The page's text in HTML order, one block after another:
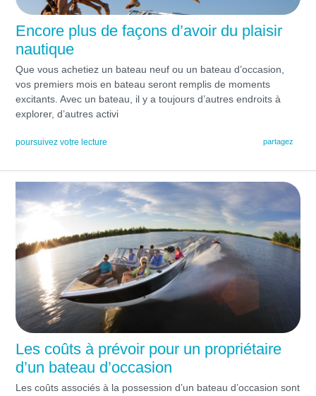
Encore plus de façons d’avoir du plaisir
nautique
Que vous achetiez un bateau neuf ou un bateau d’occasion,
vos premiers mois en bateau seront remplis de moments
excitants. Avec un bateau, il y a toujours d’autres endroits à
explorer, d’autres activi
poursuivez votre lecture partagez
Les coûts à prévoir pour un propriétaire
d’un bateau d’occasion
Les coûts associés à la possession d’un bateau d’occasion sont